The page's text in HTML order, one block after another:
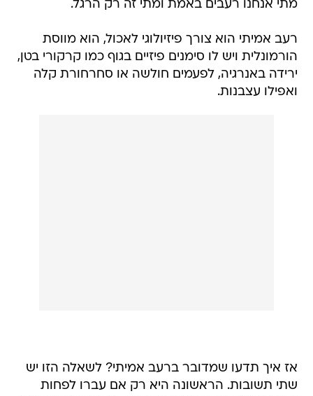
מתי אנחנו רעבים באמת ומתי זה רק הרגל.
רעב אמיתי הוא צורך פיזיולוגי לאכול, הוא מווסת
הורמונלית ויש לו סימנים פיזיים בגוף כמו קרקורי בטן,
ירידה באנרגיה, לפעמים חולשה או סחרחורת קלה
ואפילו עצבנות.
אז איך תדעו שמדובר ברעב אמיתי? לשאלה הזו יש
שתי תשובות. הראשונה היא רק אם עברו לפחות